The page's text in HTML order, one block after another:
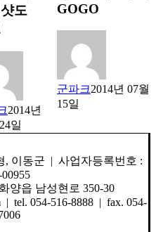
도
2014년
일
GOGO
군파크2014년 07월
15일
, 이동군 | 사업자등록번호 :
양읍 남성현로 350-30
| tel. 054-516-8888 | fax. 054-